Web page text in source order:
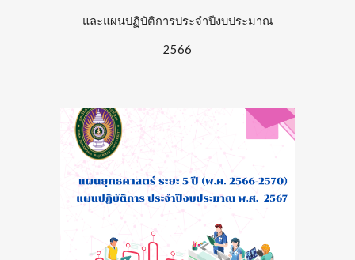
และแผนปฏิบัติการประจำปีงบประมาณ
2566